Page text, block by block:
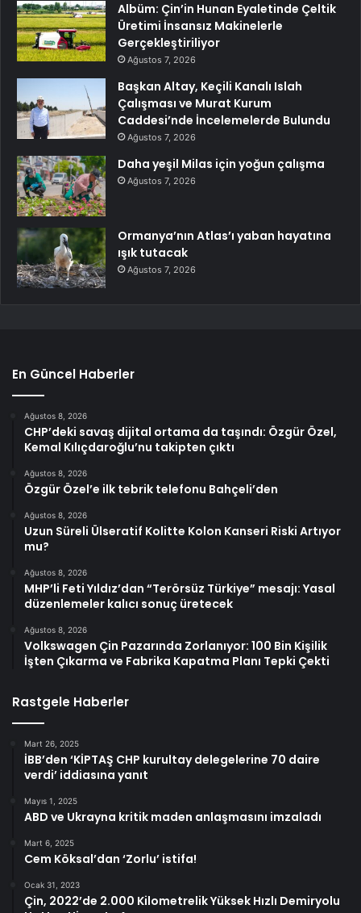
Albüm: Çin’in Hunan Eyaletinde Çeltik
Üretimi İnsansız Makinelerle
Gerçekleştiriliyor
Ağustos 7, 2026
Başkan Altay, Keçili Kanalı Islah
Çalışması ve Murat Kurum
Caddesi’nde İncelemelerde Bulundu
Ağustos 7, 2026
Daha yeşil Milas için yoğun çalışma
Ağustos 7, 2026
Ormanya’nın Atlas’ı yaban hayatına
ışık tutacak
Ağustos 7, 2026
En Güncel Haberler
Ağustos 8, 2026
CHP’deki savaş dijital ortama da taşındı: Özgür Özel,
Kemal Kılıçdaroğlu’nu takipten çıktı
Ağustos 8, 2026
Özgür Özel’e ilk tebrik telefonu Bahçeli’den
Ağustos 8, 2026
Uzun Süreli Ülseratif Kolitte Kolon Kanseri Riski Artıyor
mu?
Ağustos 8, 2026
MHP’li Feti Yıldız’dan “Terörsüz Türkiye” mesajı: Yasal
düzenlemeler kalıcı sonuç üretecek
Ağustos 8, 2026
Volkswagen Çin Pazarında Zorlanıyor: 100 Bin Kişilik
İşten Çıkarma ve Fabrika Kapatma Planı Tepki Çekti
Rastgele Haberler
Mart 26, 2025
İBB’den ‘KİPTAŞ CHP kurultay delegelerine 70 daire
verdi’ iddiasına yanıt
Mayıs 1, 2025
ABD ve Ukrayna kritik maden anlaşmasını imzaladı
Mart 6, 2025
Cem Köksal’dan ‘Zorlu’ istifa!
Ocak 31, 2023
Çin, 2022’de 2.000 Kilometrelik Yüksek Hızlı Demiryolu